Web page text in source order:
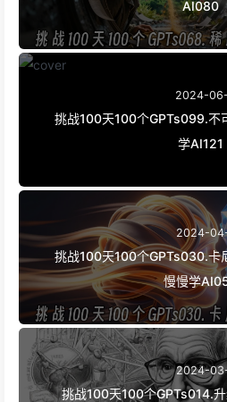
AI080
2024-
挑战100天100个GPTs099.不
学AI121
2024-
挑战100天100个GPTs030.卡
慢慢学
2024-
挑战100天100个GPTs014.